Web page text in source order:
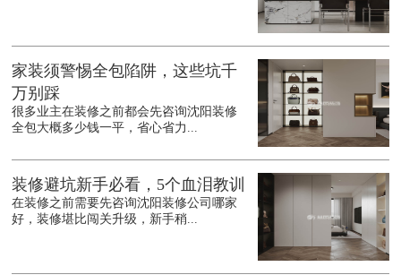
家装须警惕全包陷阱，这些坑千
万别踩
很多业主在装修之前都会先咨询沈阳装修
全包大概多少钱一平，省心省力...
装修避坑新手必看，5个血泪教训
在装修之前需要先咨询沈阳装修公司哪家
好，装修堪比闯关升级，新手稍...